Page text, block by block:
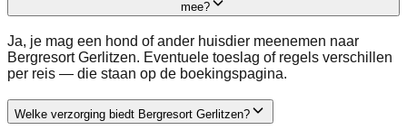
mee?
Ja, je mag een hond of ander huisdier meenemen naar
Bergresort Gerlitzen. Eventuele toeslag of regels verschillen
per reis — die staan op de boekingspagina.
Welke verzorging biedt Bergresort Gerlitzen?